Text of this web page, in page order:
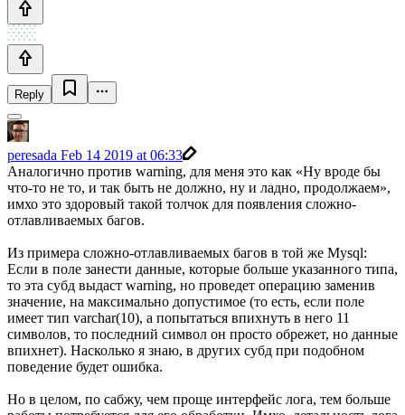
Reply
peresada Feb 14 2019 at 06:33
Аналогично против warning, для меня это как «Ну вроде бы
что-то не то, и так быть не должно, ну и ладно, продолжаем»,
имхо это здоровый такой толчок для появления сложно-
отлавливаемых багов.
Из примера сложно-отлавливаемых багов в той же Mysql:
Если в поле занести данные, которые больше указанного типа,
то эта субд выдаст warning, но проведет операцию заменив
значение, на максимально допустимое (то есть, если поле
имеет тип varchar(10), а попытаться впихнуть в него 11
символов, то последний символ он просто обрежет, но данные
впихнет). Насколько я знаю, в других субд при подобном
поведение будет ошибка.
Но в целом, по сабжу, чем проще интерфейс лога, тем больше